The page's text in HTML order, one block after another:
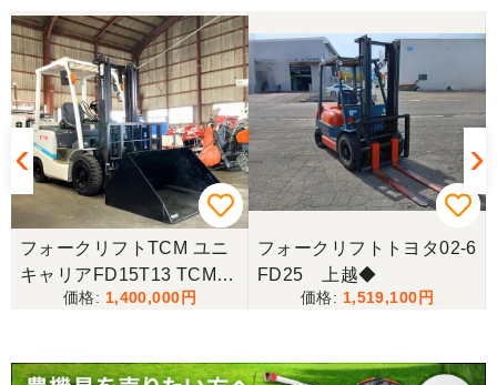
フォークリフトTCM ユニ
キャリアFD15T13 TCM
ユニキャリア フォークリ
1,400,000
フォークリフトトヨタ02-6
FD25 上越◆
1,519,100